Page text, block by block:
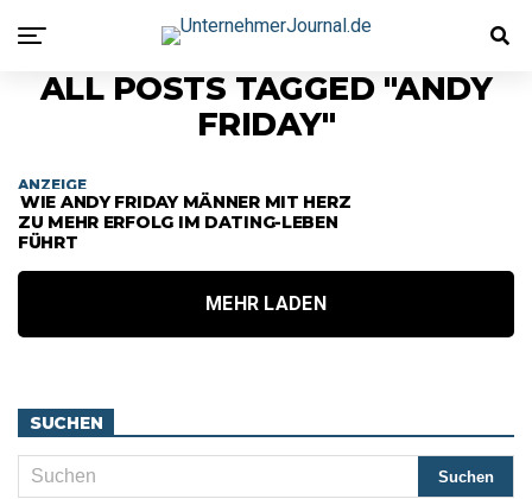
ALL POSTS TAGGED "ANDY
FRIDAY"
ANZEIGE
WIE ANDY FRIDAY MÄNNER MIT HERZ
ZU MEHR ERFOLG IM DATING-LEBEN
FÜHRT
MEHR LADEN
SUCHEN